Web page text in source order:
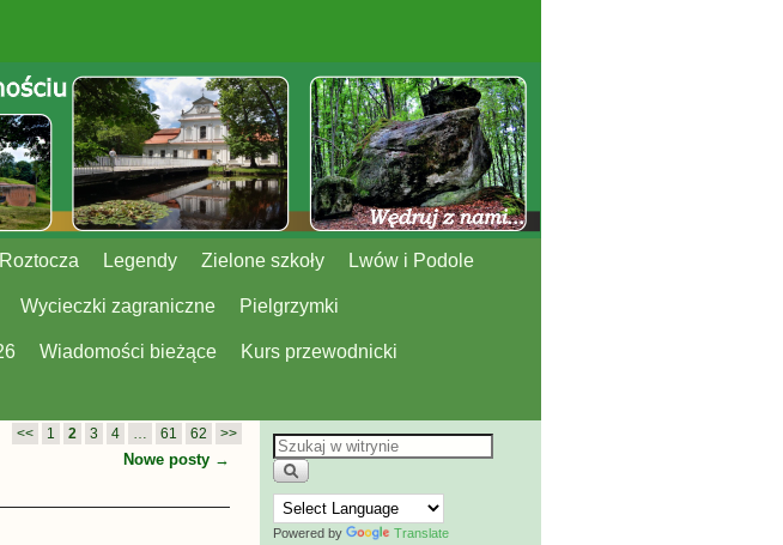
Legendy Zielone szkoły Lwów i Podole
Wycieczki zagraniczne Pielgrzymki
Wiadomości bieżące Kurs przewodnicki
<< 1 2 3 4 61 62 >>
Nowe posty →
Powered by Translate